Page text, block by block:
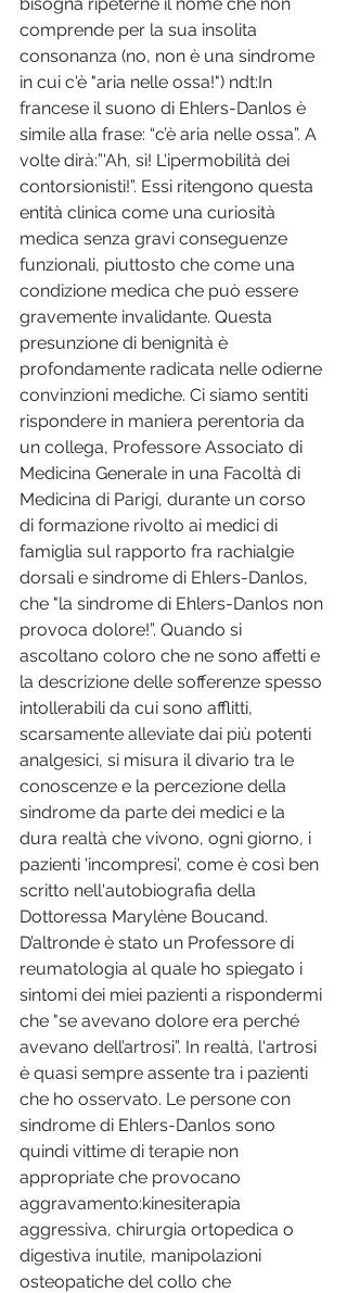
comprende per la sua insolita
consonanza (no, non è una sindrome
in cui c'è "aria nelle ossa!") ndt:In
francese il suono di Ehlers-Danlos è
simile alla frase: “c’è aria nelle ossa”. A
volte dirà:”'Ah, sì! L'ipermobilità dei
contorsionisti!”. Essi ritengono questa
entità clinica come una curiosità
medica senza gravi conseguenze
funzionali, piuttosto che come una
condizione medica che può essere
gravemente invalidante. Questa
presunzione di benignità è
profondamente radicata nelle odierne
convinzioni mediche. Ci siamo sentiti
rispondere in maniera perentoria da
un collega, Professore Associato di
Medicina Generale in una Facoltà di
Medicina di Parigi, durante un corso
di formazione rivolto ai medici di
famiglia sul rapporto fra rachialgie
dorsali e sindrome di Ehlers-Danlos,
che "la sindrome di Ehlers-Danlos non
provoca dolore!”. Quando si
ascoltano coloro che ne sono affetti e
la descrizione delle sofferenze spesso
intollerabili da cui sono afflitti,
scarsamente alleviate dai più potenti
analgesici, si misura il divario tra le
conoscenze e la percezione della
sindrome da parte dei medici e la
dura realtà che vivono, ogni giorno, i
pazienti 'incompresi', come è così ben
scritto nell'autobiografia della
Dottoressa Marylène Boucand.
D’altronde è stato un Professore di
reumatologia al quale ho spiegato i
sintomi dei miei pazienti a rispondermi
che "se avevano dolore era perché
avevano dell’artrosi”. In realtà, l'artrosi
è quasi sempre assente tra i pazienti
che ho osservato. Le persone con
sindrome di Ehlers-Danlos sono
quindi vittime di terapie non
appropriate che provocano
aggravamento:kinesiterapia
aggressiva, chirurgia ortopedica o
digestiva inutile, manipolazioni
osteopatiche del collo che